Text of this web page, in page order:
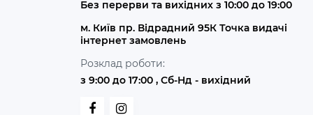
Без перерви та вихідних з 10:00 до 19:00
м. Київ пр. Відрадний 95К Точка видачі
інтернет замовлень
Розклад роботи:
з 9:00 до 17:00 , Сб-Нд - вихідний